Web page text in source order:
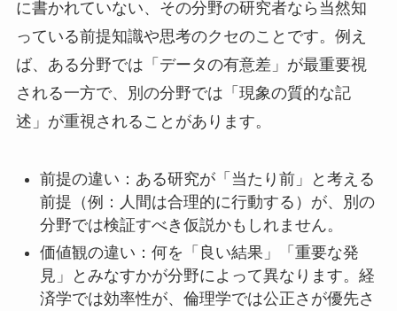
に書かれていない、その分野の研究者なら当然知
っている前提知識や思考のクセのことです。例え
ば、ある分野では「データの有意差」が最重要視
される一方で、別の分野では「現象の質的な記
述」が重視されることがあります。
前提の違い：ある研究が「当たり前」と考える
前提（例：人間は合理的に行動する）が、別の
分野では検証すべき仮説かもしれません。
価値観の違い：何を「良い結果」「重要な発
見」とみなすかが分野によって異なります。経
済学では効率性が、倫理学では公正さが優先さ